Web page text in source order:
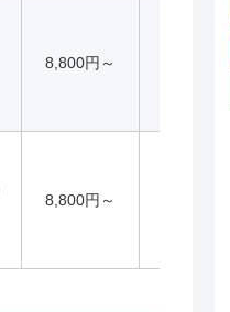
8,800円～
8,800円～